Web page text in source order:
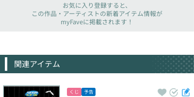
お気に入り登録すると、
この作品・アーティストの新着アイテム情報が
myFaveに掲載されます！
関連アイテム
くじ 予告